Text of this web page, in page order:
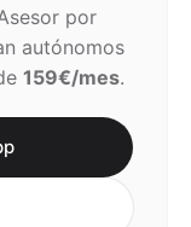
por
autónomos
159€/mes.